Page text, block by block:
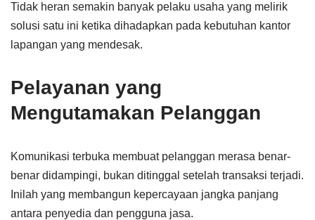
Tidak heran semakin banyak pelaku usaha yang melirik
solusi satu ini ketika dihadapkan pada kebutuhan kantor
lapangan yang mendesak.
Pelayanan yang
Mengutamakan Pelanggan
Komunikasi terbuka membuat pelanggan merasa benar-
benar didampingi, bukan ditinggal setelah transaksi terjadi.
Inilah yang membangun kepercayaan jangka panjang
antara penyedia dan pengguna jasa.